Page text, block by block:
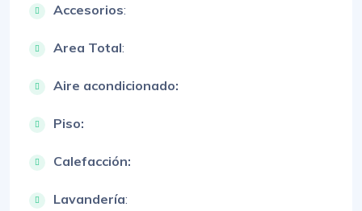
Accesorios:
Area Total:
Aire acondicionado:
Piso:
Calefacción:
Lavandería: